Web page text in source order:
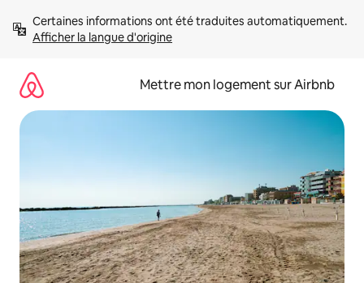
directement
Afficher la langue d'origine
Mettre mon logement sur Airbnb